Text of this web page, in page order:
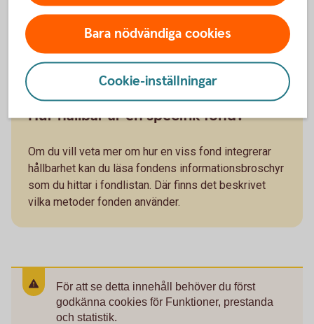
Artikel: Vad är hållbart sparande och hur kan det
påverka?
Vad betyder
ESG?
Hur hållbar är en specifik fond?
Om du vill veta mer om hur en viss fond integrerar
hållbarhet kan du läsa fondens informationsbroschyr
som du hittar i fondlistan. Där finns det beskrivet
vilka metoder fonden använder.
För att se detta innehåll behöver du först
godkänna cookies för Funktioner, prestanda
och statistik.
Bara nödvändiga cookies
Cookie-inställningar